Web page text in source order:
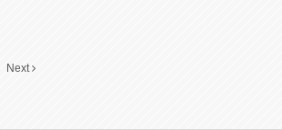
Next